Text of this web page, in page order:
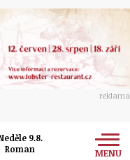
reklama
9.8.
Roman
MENU